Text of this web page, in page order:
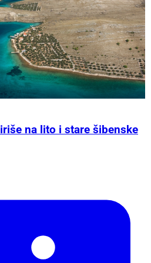
na lito i stare šibenske